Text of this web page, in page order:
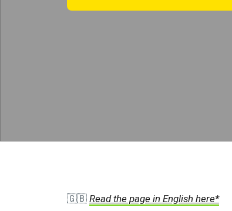
🇬🇧 Read the page in English here*